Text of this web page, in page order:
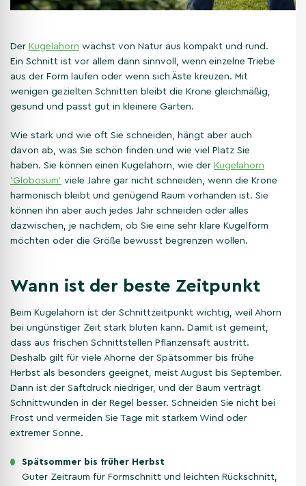
Der Kugelahorn wächst von Natur aus kompakt und rund.
Ein Schnitt ist vor allem dann sinnvoll, wenn einzelne Triebe
aus der Form laufen oder wenn sich Äste kreuzen. Mit
wenigen gezielten Schnitten bleibt die Krone gleichmäßig,
gesund und passt gut in kleinere Gärten.
Wie stark und wie oft Sie schneiden, hängt aber auch
davon ab, was Sie schön finden und wie viel Platz Sie
haben. Sie können einen Kugelahorn, wie der Kugelahorn
'Globosum' viele Jahre gar nicht schneiden, wenn die Krone
harmonisch bleibt und genügend Raum vorhanden ist. Sie
können ihn aber auch jedes Jahr schneiden oder alles
dazwischen, je nachdem, ob Sie eine sehr klare Kugelform
möchten oder die Größe bewusst begrenzen wollen.
Wann ist der beste Zeitpunkt
Beim Kugelahorn ist der Schnittzeitpunkt wichtig, weil Ahorn
bei ungünstiger Zeit stark bluten kann. Damit ist gemeint,
dass aus frischen Schnittstellen Pflanzensaft austritt.
Deshalb gilt für viele Ahorne der Spätsommer bis frühe
Herbst als besonders geeignet, meist August bis September.
Dann ist der Saftdruck niedriger, und der Baum verträgt
Schnittwunden in der Regel besser. Schneiden Sie nicht bei
Frost und vermeiden Sie Tage mit starkem Wind oder
extremer Sonne.
Spätsommer bis früher Herbst
Guter Zeitraum für Formschnitt und leichten Rückschnitt,